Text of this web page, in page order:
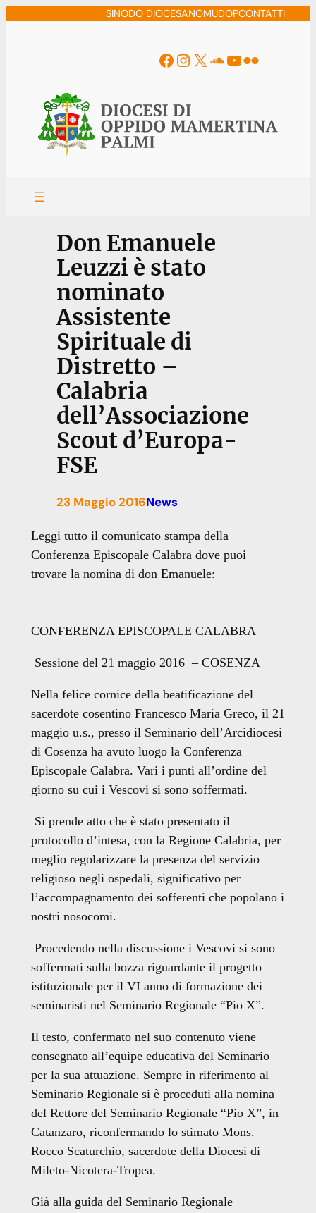
SINODO DIOCESANOMUDOPCONTATTI
Facebook
Instagram
X Soundcloud
YouTube
Flickr
Don Emanuele
Leuzzi è stato
nominato
Assistente
Spirituale di
Distretto –
Calabria
dell’Associazione
Scout d’Europa-
FSE
23 Maggio 2016News
Leggi tutto il comunicato stampa della
Conferenza Episcopale Calabra dove puoi
trovare la nomina di don Emanuele:
CONFERENZA EPISCOPALE CALABRA
Sessione del 21 maggio 2016 – COSENZA
Nella felice cornice della beatificazione del
sacerdote cosentino Francesco Maria Greco, il 21
maggio u.s., presso il Seminario dell’Arcidiocesi
di Cosenza ha avuto luogo la Conferenza
Episcopale Calabra. Vari i punti all’ordine del
giorno su cui i Vescovi si sono soffermati.
Si prende atto che è stato presentato il
protocollo d’intesa, con la Regione Calabria, per
meglio regolarizzare la presenza del servizio
religioso negli ospedali, significativo per
l’accompagnamento dei sofferenti che popolano i
nostri nosocomi.
Procedendo nella discussione i Vescovi si sono
soffermati sulla bozza riguardante il progetto
istituzionale per il VI anno di formazione dei
seminaristi nel Seminario Regionale “Pio X”.
Il testo, confermato nel suo contenuto viene
consegnato all’equipe educativa del Seminario
per la sua attuazione. Sempre in riferimento al
Seminario Regionale si è proceduti alla nomina
del Rettore del Seminario Regionale “Pio X”, in
Catanzaro, riconfermando lo stimato Mons.
Rocco Scaturchio, sacerdote della Diocesi di
Mileto-Nicotera-Tropea.
Già alla guida del Seminario Regionale